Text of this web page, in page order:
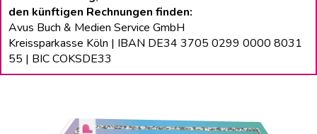
den künftigen Rechnungen finden:
Avus Buch & Medien Service GmbH
Kreissparkasse Köln | IBAN DE34 3705 0299 0000 8031
55 | BIC COKSDE33